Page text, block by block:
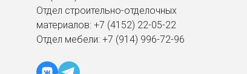
Отдел строительно-отделочных
материалов: +7 (4152) 22-05-22
Отдел мебели: +7 (914) 996-72-96